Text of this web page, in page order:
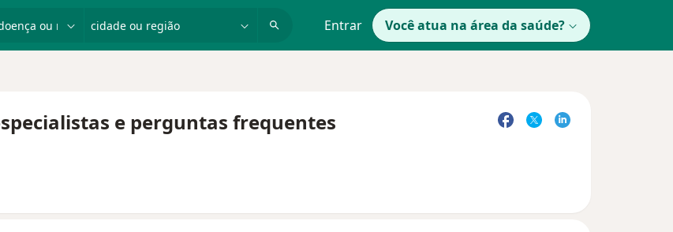
Entrar Você atua na área da saúde?
e perguntas frequentes